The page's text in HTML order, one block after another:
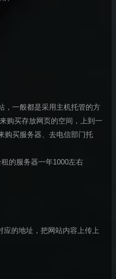
一般都是采用主机托管的方
购买存放网页的空间，上到一
购买服务器、去电信部门托
的服务器一年1000左右
的地址，把网站内容上传上